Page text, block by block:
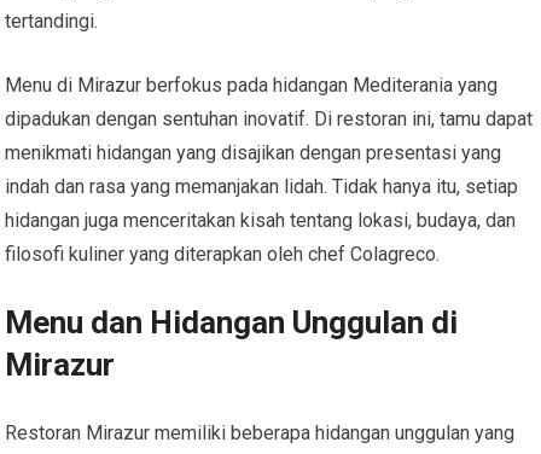
tertandingi.
Menu di Mirazur berfokus pada hidangan Mediterania yang
dipadukan dengan sentuhan inovatif. Di restoran ini, tamu dapat
menikmati hidangan yang disajikan dengan presentasi yang
indah dan rasa yang memanjakan lidah. Tidak hanya itu, setiap
hidangan juga menceritakan kisah tentang lokasi, budaya, dan
filosofi kuliner yang diterapkan oleh chef Colagreco.
Menu dan Hidangan Unggulan di
Mirazur
Restoran Mirazur memiliki beberapa hidangan unggulan yang